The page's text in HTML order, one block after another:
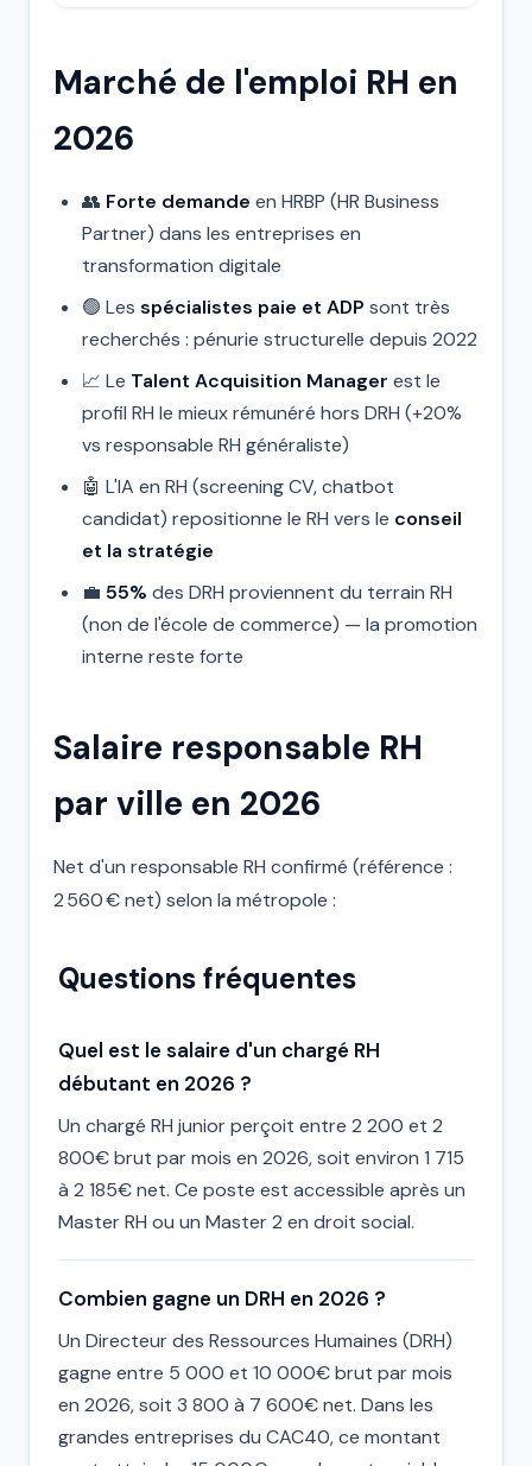
Marché de l'emploi RH en
2026
👥 Forte demande en HRBP (HR Business
Partner) dans les entreprises en
transformation digitale
🟢 Les spécialistes paie et ADP sont très
recherchés : pénurie structurelle depuis 2022
📈 Le Talent Acquisition Manager est le
profil RH le mieux rémunéré hors DRH (+20%
vs responsable RH généraliste)
🤖 L'IA en RH (screening CV, chatbot
candidat) repositionne le RH vers le conseil
et la stratégie
💼 55% des DRH proviennent du terrain RH
(non de l'école de commerce) — la promotion
interne reste forte
Salaire responsable RH
par ville en 2026
Net d'un responsable RH confirmé (référence :
2 560 € net) selon la métropole :
Questions fréquentes
Quel est le salaire d'un chargé RH
débutant en 2026 ?
Un chargé RH junior perçoit entre 2 200 et 2
800€ brut par mois en 2026, soit environ 1 715
à 2 185€ net. Ce poste est accessible après un
Master RH ou un Master 2 en droit social.
Combien gagne un DRH en 2026 ?
Un Directeur des Ressources Humaines (DRH)
gagne entre 5 000 et 10 000€ brut par mois
en 2026, soit 3 800 à 7 600€ net. Dans les
grandes entreprises du CAC40, ce montant